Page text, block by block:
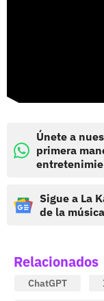
Únete a
primera
Sigue a La
de la música
Relacionados
ChatGPT